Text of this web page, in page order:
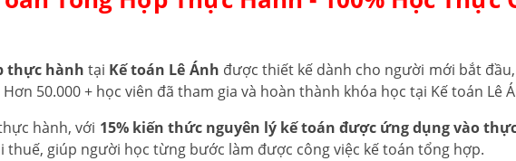
thực hành tại Kế toán Lê Ánh được thiết kế dành cho người mới bắt
50.000 + học viên đã tham gia và hoàn thành khóa học tại Kế toán Lê
hành, với 15% kiến thức nguyên lý kế toán được ứng dụng vào
thuế, giúp người học từng bước làm được công việc kế toán tổng hợp.